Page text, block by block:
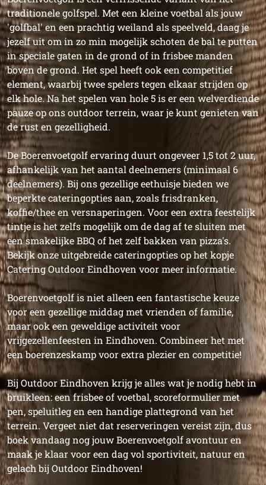
traditionele golfspel. Met een kleine voetbal als jouw
'golfbal' en een prachtig weiland als speelveld, daag je
jezelf uit om in zo min mogelijk schoten de bal te putten
in speciale gaten in de grond of in frisbee manden
boven de grond. Het spel heeft ook een competitief
element, waarbij twee spelers tegen elkaar strijden op
elk hole. Na het spelen van hole 5 is er een welverdiende
pauze op ons outdoor terrein, waar je kunt genieten van
de rust en gezelligheid.
De Boerenvoetgolf ervaring duurt ongeveer 1,5 tot 2 uur,
afhankelijk van het aantal deelnemers (minimaal 6
deelnemers). Bij ons gezellige eethuisje bieden we
beperkte cateringopties aan, zoals frisdranken,
koffie/thee en versnaperingen. Voor een extra feestelijk
tintje is het zelfs mogelijk om de dag af te sluiten met
een smakelijke BBQ of het zelf bakken van pizza's.
Bekijk onze uitgebreide cateringopties op het kopje
Catering Outdoor Eindhoven voor meer informatie.
Boerenvoetgolf is niet alleen een fantastische keuze
voor een gezellige middag met vrienden of familie,
maar ook een geweldige activiteit voor
vrijgezellenfeesten in Eindhoven. Combineer het met
een boerenzeskamp voor extra plezier en competitie!
Bij Outdoor Eindhoven krijg je alles wat je nodig hebt in
bruikleen: een frisbee of voetbal, scoreformulier met
pen, speluitleg en een handige plattegrond van het
terrein. Vergeet niet dat reserveringen vereist zijn, dus
boek vandaag nog jouw Boerenvoetgolf avontuur en
maak je klaar voor een dag vol sportiviteit, natuur en
gelach bij Outdoor Eindhoven!